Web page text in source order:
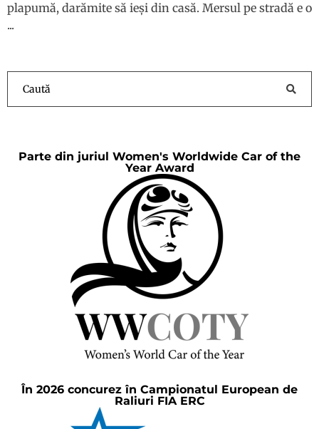
plapumă, darămite să ieși din casă. Mersul pe stradă e o
...
Parte din juriul Women's Worldwide Car of the
Year Award
În 2026 concurez în Campionatul European de
Raliuri FIA ERC